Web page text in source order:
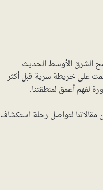
الشرق الأوسط الحديث
على خريطة سرية قبل أكثر
لفهم أعمق لمنطقتنا.
مقالاتنا لتواصل رحلة استكشاف